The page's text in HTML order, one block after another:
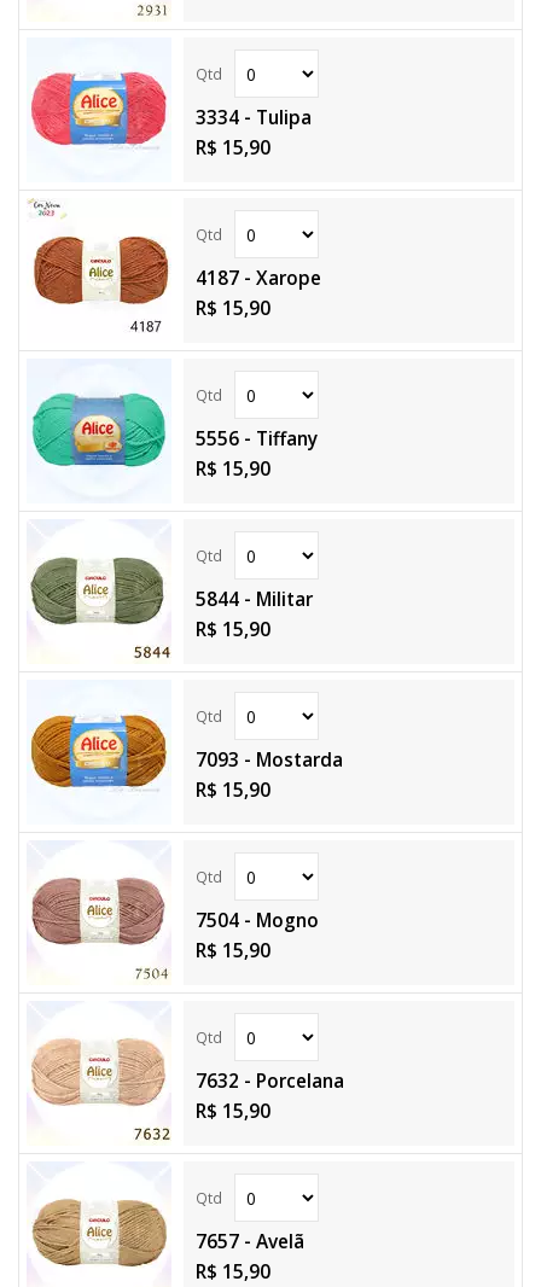
3334 - Tulipa
R$ 15,90
4187 - Xarope
R$ 15,90
5556 - Tiffany
R$ 15,90
5844 - Militar
R$ 15,90
7093 - Mostarda
R$ 15,90
7504 - Mogno
R$ 15,90
7632 - Porcelana
R$ 15,90
7657 - Avelã
R$ 15,90